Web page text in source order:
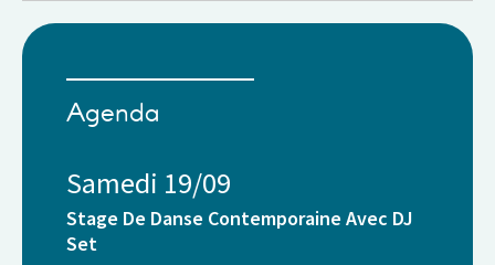
Agenda
Samedi 19/09
Stage De Danse Contemporaine Avec DJ
Set